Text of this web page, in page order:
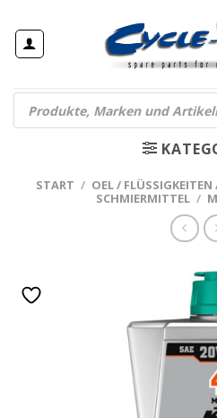
Inhalt
springen
Products
search
START / OEL /
SCHMIERMITTEL /